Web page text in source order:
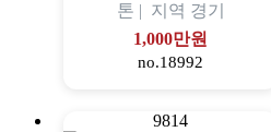
톤 | 지역 경기
1,000만원
no.18992
9814